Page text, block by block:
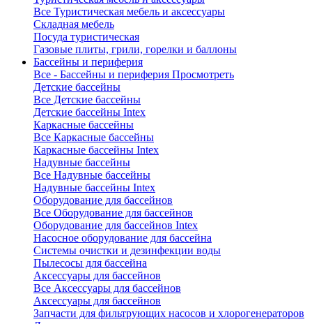
Все Туристическая мебель и аксессуары
Складная мебель
Посуда туристическая
Газовые плиты, грили, горелки и баллоны
Бассейны и периферия
Все - Бассейны и периферия Просмотреть
Детские бассейны
Все Детские бассейны
Детские бассейны Intex
Каркасные бассейны
Все Каркасные бассейны
Каркасные бассейны Intex
Надувные бассейны
Все Надувные бассейны
Надувные бассейны Intex
Оборудование для бассейнов
Все Оборудование для бассейнов
Оборудование для бассейнов Intex
Насосное оборудование для бассейна
Системы очистки и дезинфекции воды
Пылесосы для бассейна
Аксессуары для бассейнов
Все Аксессуары для бассейнов
Аксессуары для бассейнов
Запчасти для фильтрующих насосов и хлорогенераторов